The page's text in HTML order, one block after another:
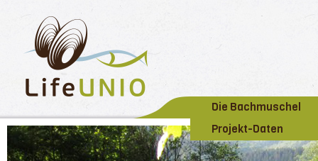
Die Bachmuschel
Projekt-Daten